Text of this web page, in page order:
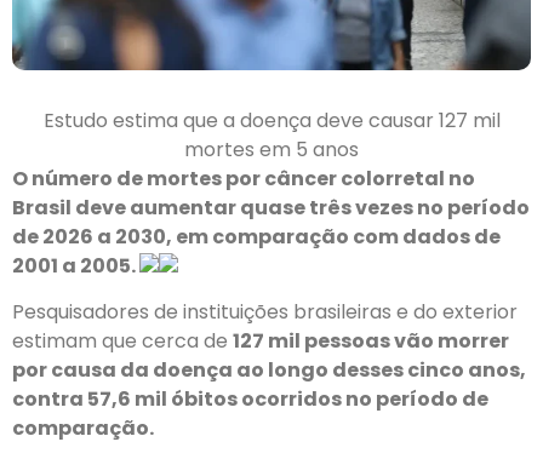
Estudo estima que a doença deve causar 127 mil
mortes em 5 anos
O número de mortes por câncer colorretal no
Brasil deve aumentar quase três vezes no período
de 2026 a 2030, em comparação com dados de
2001 a 2005.
Pesquisadores de instituições brasileiras e do exterior
estimam que cerca de 127 mil pessoas vão morrer
por causa da doença ao longo desses cinco anos,
contra 57,6 mil óbitos ocorridos no período de
comparação.